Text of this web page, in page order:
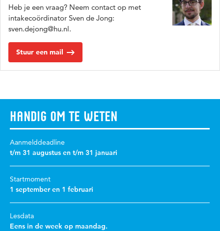
Heb je een vraag? Neem contact op met
intakecoördinator Sven de Jong:
sven.dejong@hu.nl.
Stuur een mail
Handig om te weten
Aanmelddeadline
t/m 31 augustus en t/m 31 januari
Startmoment
1 september en 1 februari
Lesdata
Eens in de week op maandag.